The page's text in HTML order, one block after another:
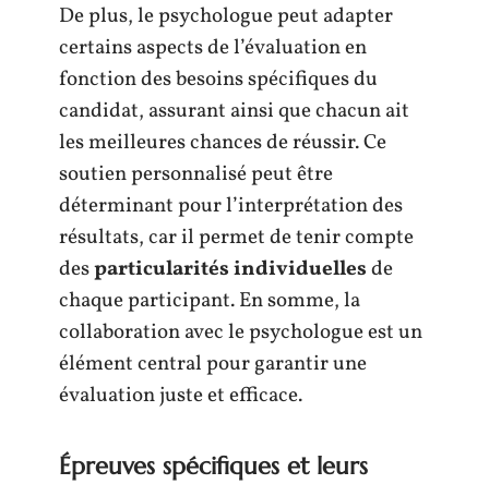
De plus, le psychologue peut adapter
certains aspects de l’évaluation en
fonction des besoins spécifiques du
candidat, assurant ainsi que chacun ait
les meilleures chances de réussir. Ce
soutien personnalisé peut être
déterminant pour l’interprétation des
résultats, car il permet de tenir compte
desparticularités individuellesde
chaque participant. En somme, la
collaboration avec le psychologue est un
élément central pour garantir une
évaluation juste et efficace.
Épreuves spécifiques et leurs